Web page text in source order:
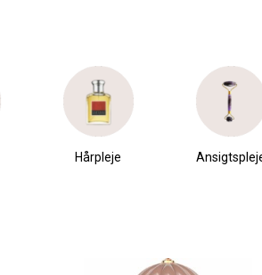
Ansigtspleje Kropspleje